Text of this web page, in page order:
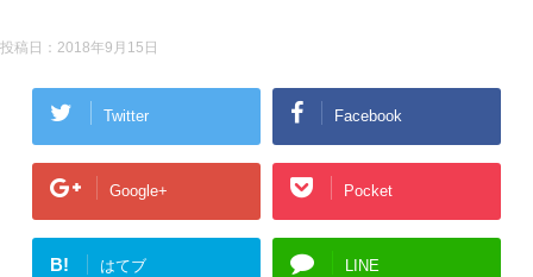
投稿日： 2018年9月15日
Twitter Facebook
Google+ Pocket
B! はてブ LINE